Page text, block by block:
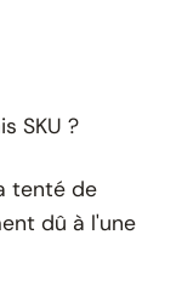
SKU ?
tenté de
dû à l'une